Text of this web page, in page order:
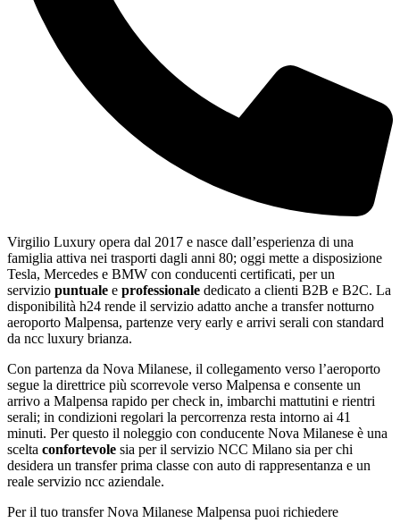
Virgilio Luxury opera dal 2017 e nasce dall’esperienza di una
famiglia attiva nei trasporti dagli anni 80; oggi mette a disposizione
Tesla, Mercedes e BMW con conducenti certificati, per un
servizio puntuale e professionale dedicato a clienti B2B e B2C. La
disponibilità h24 rende il servizio adatto anche a transfer notturno
aeroporto Malpensa, partenze very early e arrivi serali con standard
da ncc luxury brianza.
Con partenza da Nova Milanese, il collegamento verso l’aeroporto
segue la direttrice più scorrevole verso Malpensa e consente un
arrivo a Malpensa rapido per check in, imbarchi mattutini e rientri
serali; in condizioni regolari la percorrenza resta intorno ai 41
minuti. Per questo il noleggio con conducente Nova Milanese è una
scelta confortevole sia per il servizio NCC Milano sia per chi
desidera un transfer prima classe con auto di rappresentanza e un
reale servizio ncc aziendale.
Per il tuo transfer Nova Milanese Malpensa puoi richiedere